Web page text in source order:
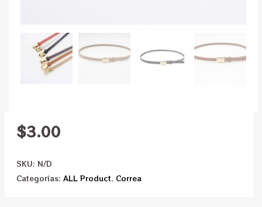
$3.00
SKU: N/D
Categorías: ALL Product, Correa